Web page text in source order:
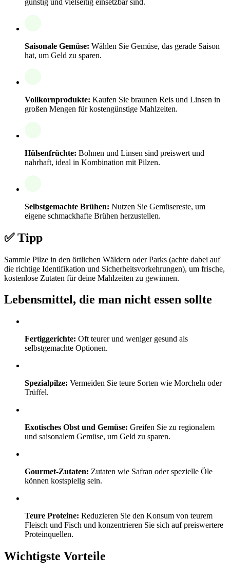
Saisonale Gemüse: Wählen Sie Gemüse, das gerade Saison
hat, um Geld zu sparen.
Vollkornprodukte: Kaufen Sie braunen Reis und Linsen in
großen Mengen für kostengünstige Mahlzeiten.
Hülsenfrüchte: Bohnen und Linsen sind preiswert und
nahrhaft, ideal in Kombination mit Pilzen.
Selbstgemachte Brühen: Nutzen Sie Gemüsereste, um
eigene schmackhafte Brühen herzustellen.
✅ Tipp
Sammle Pilze in den örtlichen Wäldern oder Parks (achte dabei auf
die richtige Identifikation und Sicherheitsvorkehrungen), um frische,
kostenlose Zutaten für deine Mahlzeiten zu gewinnen.
Lebensmittel, die man nicht essen sollte
Fertiggerichte: Oft teurer und weniger gesund als
selbstgemachte Optionen.
Spezialpilze: Vermeiden Sie teure Sorten wie Morcheln oder
Trüffel.
Exotisches Obst und Gemüse: Greifen Sie zu regionalem
und saisonalem Gemüse, um Geld zu sparen.
Gourmet-Zutaten: Zutaten wie Safran oder spezielle Öle
können kostspielig sein.
Teure Proteine: Reduzieren Sie den Konsum von teurem
Fleisch und Fisch und konzentrieren Sie sich auf preiswertere
Proteinquellen.
Wichtigste Vorteile